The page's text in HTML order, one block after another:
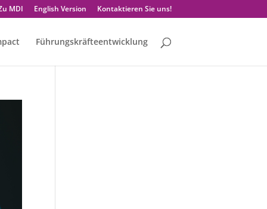
MDI English Version Kontaktieren Sie uns!
Führungskräfteentwicklung